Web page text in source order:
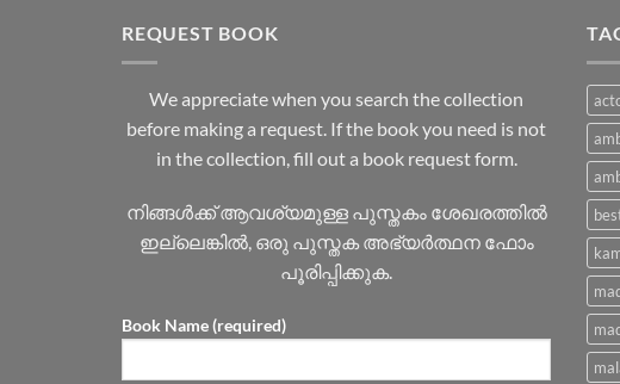
REQUEST BOOK
We appreciate when you search the collection
before making a request. If the book you need is not
in the collection, fill out a book request form.
നിങ്ങൾക്ക് ആവശ്യമുള്ള പുസ്തകം ശേഖരത്തിൽ
ഇല്ലെങ്കിൽ, ഒരു പുസ്തക അഭ്യർത്ഥന ഫോം
പൂരിപ്പിക്കുക.
Book Name (required)